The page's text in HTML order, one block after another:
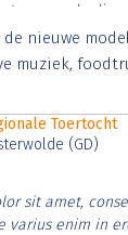
commodo
nibh et justo
ut sem vitae
nieuwe
muziek,
Toertocht
(GD)
sit amet,
varius enim in